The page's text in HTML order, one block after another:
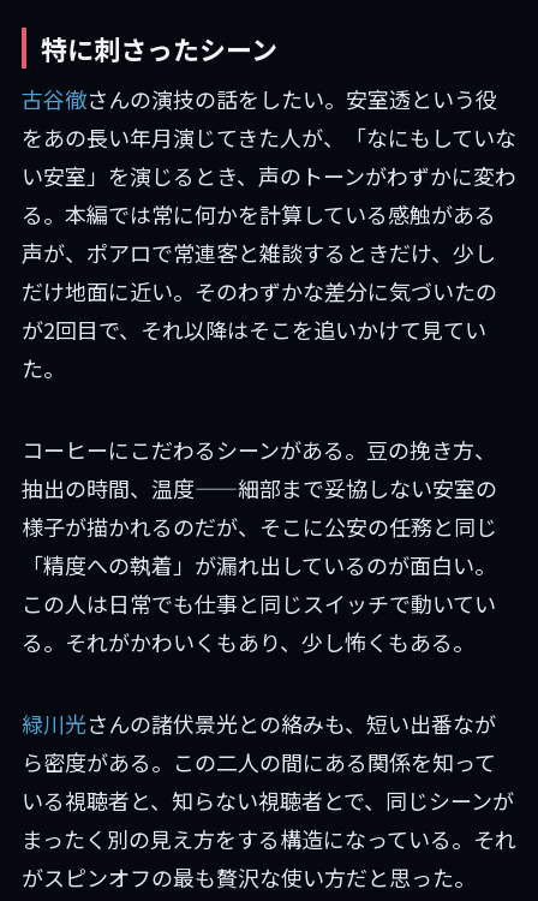
特に刺さったシーン
古谷徹さんの演技の話をしたい。安室透という役
をあの長い年月演じてきた人が、「なにもしていな
い安室」を演じるとき、声のトーンがわずかに変わ
る。本編では常に何かを計算している感触がある
声が、ポアロで常連客と雑談するときだけ、少し
だけ地面に近い。そのわずかな差分に気づいたの
が2回目で、それ以降はそこを追いかけて見てい
た。
コーヒーにこだわるシーンがある。豆の挽き方、
抽出の時間、温度——細部まで妥協しない安室の
様子が描かれるのだが、そこに公安の任務と同じ
「精度への執着」が漏れ出しているのが面白い。
この人は日常でも仕事と同じスイッチで動いてい
る。それがかわいくもあり、少し怖くもある。
緑川光さんの諸伏景光との絡みも、短い出番なが
ら密度がある。この二人の間にある関係を知って
いる視聴者と、知らない視聴者とで、同じシーンが
まったく別の見え方をする構造になっている。それ
がスピンオフの最も贅沢な使い方だと思った。